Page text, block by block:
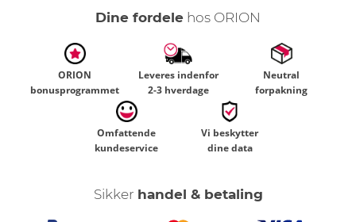
Dine fordele hos ORION
ORION
bonusprogrammet
Leveres indenfor
2-3 hverdage
Neutral
forpakning
Omfattende
kundeservice
Vi beskytter
dine data
Sikker handel & betaling